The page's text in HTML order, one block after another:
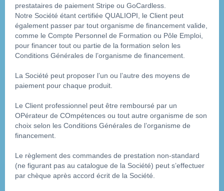
prestataires de paiement Stripe ou GoCardless.
Notre Société étant certifiée QUALIOPI, le Client peut
également passer par tout organisme de financement valide,
comme le Compte Personnel de Formation ou Pôle Emploi,
pour financer tout ou partie de la formation selon les
Conditions Générales de l’organisme de financement.
La Société peut proposer l’un ou l’autre des moyens de
paiement pour chaque produit.
Le Client professionnel peut être remboursé par un
OPérateur de COmpétences ou tout autre organisme de son
choix selon les Conditions Générales de l’organisme de
financement.
Le règlement des commandes de prestation non-standard
(ne figurant pas au catalogue de la Société) peut s’effectuer
par chèque après accord écrit de la Société.